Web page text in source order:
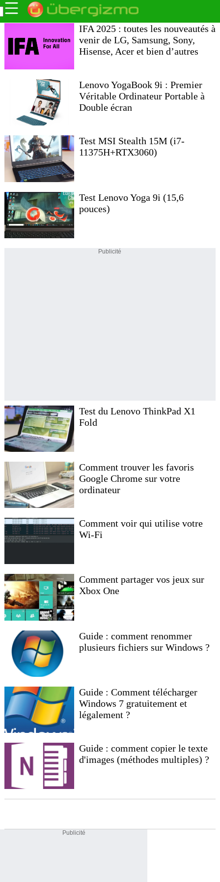
IFA 2025 : toutes les nouveautés à
venir de LG, Samsung, Sony,
Hisense, Acer et bien d’autres
Lenovo YogaBook 9i : Premier
Véritable Ordinateur Portable à
Double écran
Test MSI Stealth 15M (i7-
11375H+RTX3060)
Test Lenovo Yoga 9i (15,6
pouces)
Publicité
Test du Lenovo ThinkPad X1
Fold
Comment trouver les favoris
Google Chrome sur votre
ordinateur
Comment voir qui utilise votre
Wi-Fi
Comment partager vos jeux sur
Xbox One
Guide : comment renommer
plusieurs fichiers sur Windows ?
Guide : Comment télécharger
Windows 7 gratuitement et
légalement ?
Guide : comment copier le texte
d'images (méthodes multiples) ?
Publicité